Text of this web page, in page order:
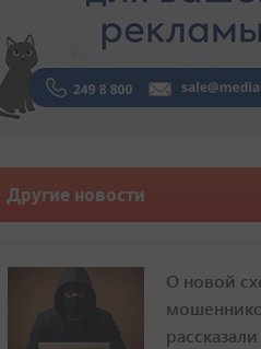
Другие новости
О новой